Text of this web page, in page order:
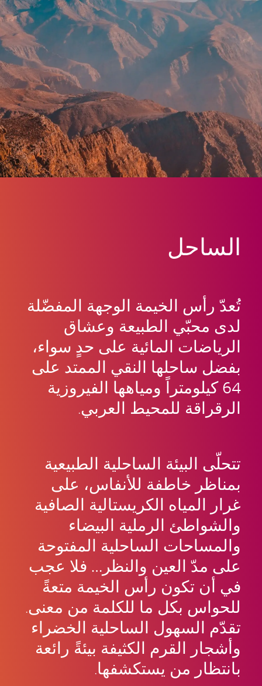
الساحل
تُعدّ رأس الخيمة الوجهة المفضّلة
لدى محبّي الطبيعة وعشاق
الرياضات المائية على حدٍ سواء،
بفضل ساحلها النقي الممتد على
64 كيلومتراً ومياهها الفيروزية
الرقراقة للمحيط العربي.
تتحلّى البيئة الساحلية الطبيعية
بمناظر خاطفة للأنفاس، على
غرار المياه الكريستالية الصافية
والشواطئ الرملية البيضاء
والمساحات الساحلية المفتوحة
على مدّ العين والنظر… فلا عجب
في أن تكون رأس الخيمة متعةً
للحواس بكل ما للكلمة من معنى.
تقدّم السهول الساحلية الخضراء
وأشجار القرم الكثيفة بيئةً رائعة
بانتظار من يستكشفها.